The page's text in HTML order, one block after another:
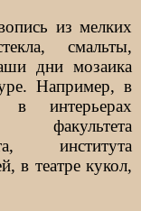
из мелких
смальты,
дни мозаика
Например, в
интерьерах
факультета
института
в театре кукол,